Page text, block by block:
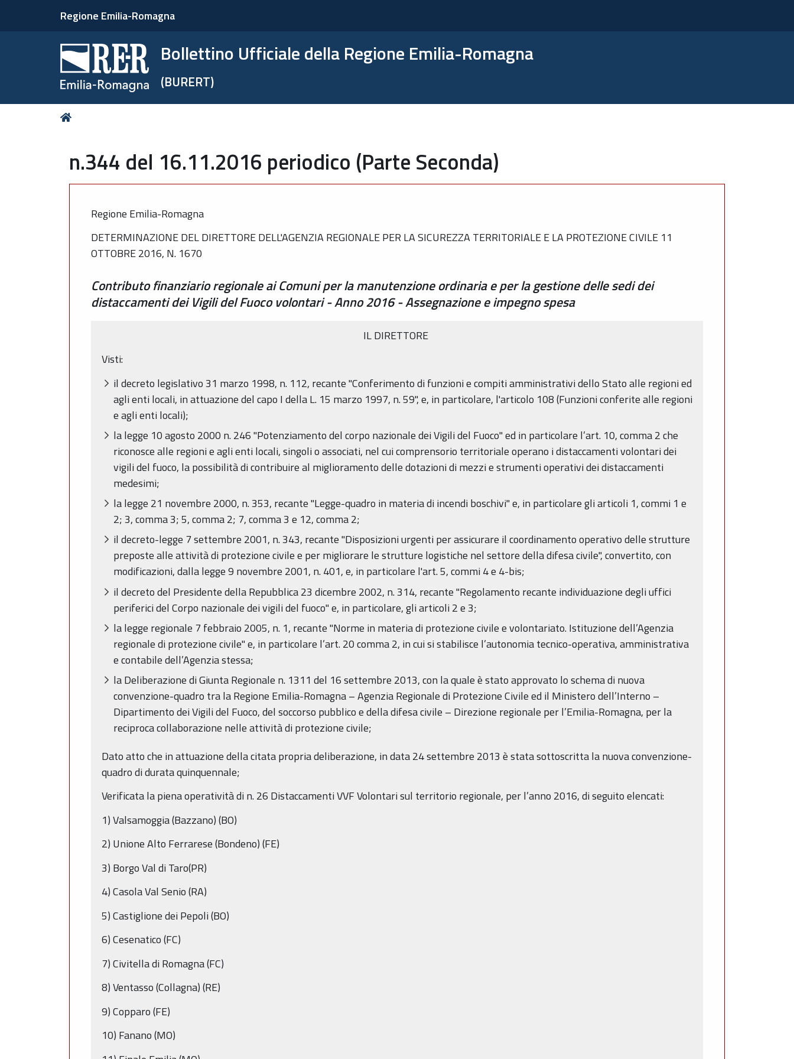
Regione Emilia-Romagna
Bollettino Ufficiale della Regione Emilia-Romagna
(BURERT)
Tu
n.344 del 16.11.2016 periodico (Parte Seconda)
Regione Emilia-Romagna
DETERMINAZIONE DEL DIRETTORE DELL'AGENZIA REGIONALE PER LA SICUREZZA TERRITORIALE E LA PROTEZIONE CIVILE 11
OTTOBRE 2016, N. 1670
Contributo finanziario regionale ai Comuni per la manutenzione ordinaria e per la gestione delle sedi dei
distaccamenti dei Vigili del Fuoco volontari - Anno 2016 - Assegnazione e impegno spesa
IL DIRETTORE
Visti:
il decreto legislativo 31 marzo 1998, n. 112, recante "Conferimento di funzioni e compiti amministrativi dello Stato alle regioni ed
agli enti locali, in attuazione del capo I della L. 15 marzo 1997, n. 59", e, in particolare, l'articolo 108 (Funzioni conferite alle regioni
e agli enti locali);
la legge 10 agosto 2000 n. 246 "Potenziamento del corpo nazionale dei Vigili del Fuoco" ed in particolare l’art. 10, comma 2 che
riconosce alle regioni e agli enti locali, singoli o associati, nel cui comprensorio territoriale operano i distaccamenti volontari dei
vigili del fuoco, la possibilità di contribuire al miglioramento delle dotazioni di mezzi e strumenti operativi dei distaccamenti
medesimi;
la legge 21 novembre 2000, n. 353, recante "Legge-quadro in materia di incendi boschivi" e, in particolare gli articoli 1, commi 1 e
2; 3, comma 3; 5, comma 2; 7, comma 3 e 12, comma 2;
il decreto-legge 7 settembre 2001, n. 343, recante "Disposizioni urgenti per assicurare il coordinamento operativo delle strutture
preposte alle attività di protezione civile e per migliorare le strutture logistiche nel settore della difesa civile", convertito, con
modificazioni, dalla legge 9 novembre 2001, n. 401, e, in particolare l'art. 5, commi 4 e 4-bis;
il decreto del Presidente della Repubblica 23 dicembre 2002, n. 314, recante "Regolamento recante individuazione degli uffici
periferici del Corpo nazionale dei vigili del fuoco" e, in particolare, gli articoli 2 e 3;
la legge regionale 7 febbraio 2005, n. 1, recante "Norme in materia di protezione civile e volontariato. Istituzione dell’Agenzia
regionale di protezione civile" e, in particolare l’art. 20 comma 2, in cui si stabilisce l’autonomia tecnico-operativa, amministrativa
e contabile dell’Agenzia stessa;
la Deliberazione di Giunta Regionale n. 1311 del 16 settembre 2013, con la quale è stato approvato lo schema di nuova
convenzione-quadro tra la Regione Emilia-Romagna – Agenzia Regionale di Protezione Civile ed il Ministero dell’Interno –
Dipartimento dei Vigili del Fuoco, del soccorso pubblico e della difesa civile – Direzione regionale per l’Emilia-Romagna, per la
reciproca collaborazione nelle attività di protezione civile;
Dato atto che in attuazione della citata propria deliberazione, in data 24 settembre 2013 è stata sottoscritta la nuova convenzione-
quadro di durata quinquennale;
Verificata la piena operatività di n. 26 Distaccamenti VVF Volontari sul territorio regionale, per l’anno 2016, di seguito elencati:
1) Valsamoggia (Bazzano) (BO)
2) Unione Alto Ferrarese (Bondeno) (FE)
3) Borgo Val di Taro(PR)
4) Casola Val Senio (RA)
5) Castiglione dei Pepoli (BO)
6) Cesenatico (FC)
7) Civitella di Romagna (FC)
8) Ventasso (Collagna) (RE)
9) Copparo (FE)
10) Fanano (MO)